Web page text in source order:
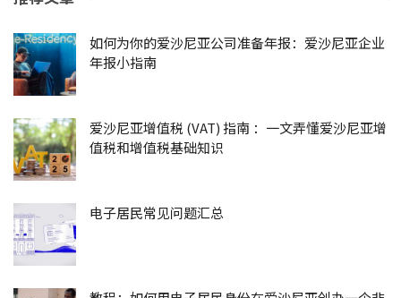
如何为你的爱沙尼亚公司准备年报：爱沙尼亚企业
年报小指南
爱沙尼亚增值税 (VAT) 指南 ：一文弄懂爱沙尼亚增
值税和增值税基础知识
电子居民常见问题汇总